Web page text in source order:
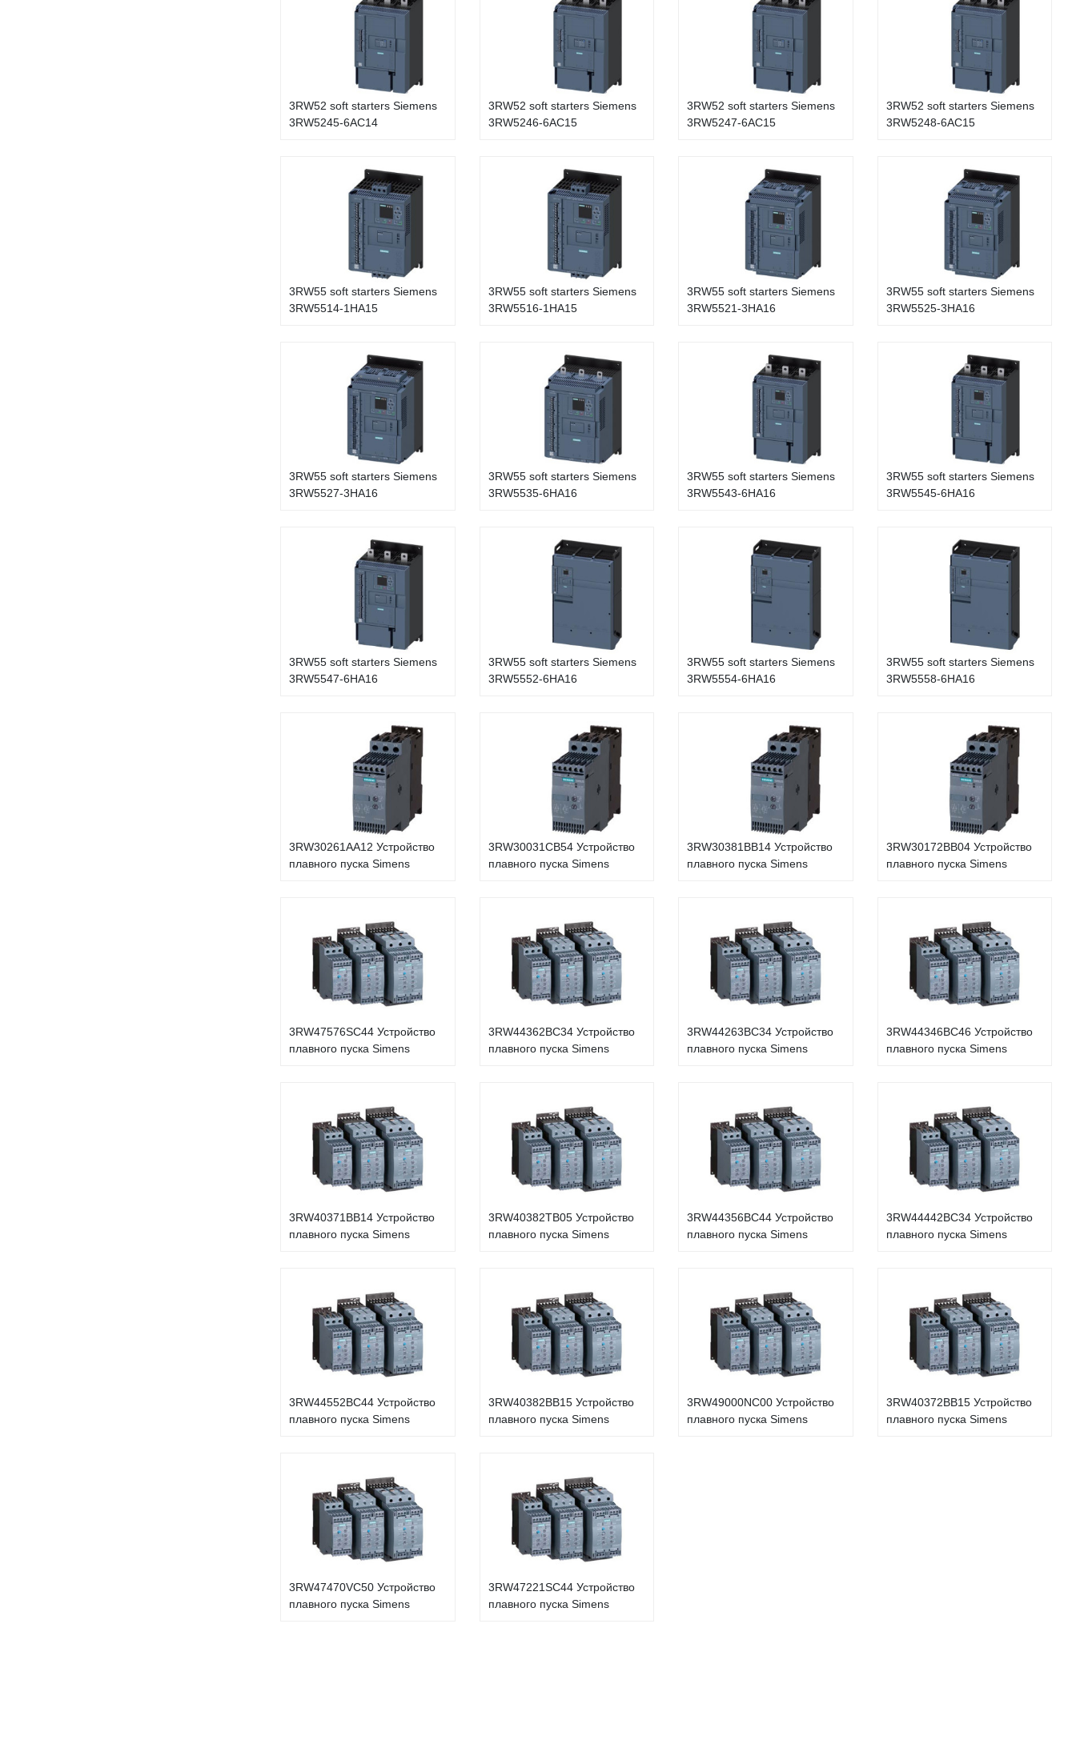
3RW52 soft starters Siemens
3RW5245-6AC14
3RW52 soft starters Siemens
3RW5246-6AC15
3RW52 soft starters Siemens
3RW5247-6AC15
3RW52 soft starters Siemens
3RW5248-6AC15
3RW55 soft starters Siemens
3RW5514-1HA15
3RW55 soft starters Siemens
3RW5516-1HA15
3RW55 soft starters Siemens
3RW5521-3HA16
3RW55 soft starters Siemens
3RW5525-3HA16
3RW55 soft starters Siemens
3RW5527-3HA16
3RW55 soft starters Siemens
3RW5535-6HA16
3RW55 soft starters Siemens
3RW5543-6HA16
3RW55 soft starters Siemens
3RW5545-6HA16
3RW55 soft starters Siemens
3RW5547-6HA16
3RW55 soft starters Siemens
3RW5552-6HA16
3RW55 soft starters Siemens
3RW5554-6HA16
3RW55 soft starters Siemens
3RW5558-6HA16
3RW30261AA12 Устройство
плавного пуска Simens
3RW30031CB54 Устройство
плавного пуска Simens
3RW30381BB14 Устройство
плавного пуска Simens
3RW30172BB04 Устройство
плавного пуска Simens
3RW47576SC44 Устройство
плавного пуска Simens
3RW44362BC34 Устройство
плавного пуска Simens
3RW44263BC34 Устройство
плавного пуска Simens
3RW44346BC46 Устройство
плавного пуска Simens
3RW40371BB14 Устройство
плавного пуска Simens
3RW40382TB05 Устройство
плавного пуска Simens
3RW44356BC44 Устройство
плавного пуска Simens
3RW44442BC34 Устройство
плавного пуска Simens
3RW44552BC44 Устройство
плавного пуска Simens
3RW40382BB15 Устройство
плавного пуска Simens
3RW49000NC00 Устройство
плавного пуска Simens
3RW40372BB15 Устройство
плавного пуска Simens
3RW47470VC50 Устройство
плавного пуска Simens
3RW47221SC44 Устройство
плавного пуска Simens